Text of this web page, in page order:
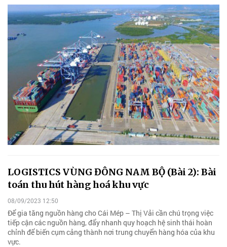
LOGISTICS VÙNG ĐÔNG NAM BỘ (Bài 2): Bài
toán thu hút hàng hoá khu vực
08/09/2023 12:50
Để gia tăng nguồn hàng cho Cái Mép – Thị Vải cần chú trọng việc
tiếp cận các nguồn hàng, đẩy nhanh quy hoạch hệ sinh thái hoàn
chỉnh để biến cụm cảng thành nơi trung chuyển hàng hóa của khu
vực.